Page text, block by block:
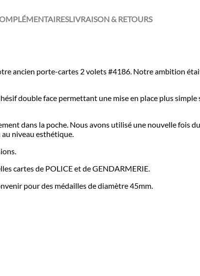
LIVRAISON & RETOURS
ancien porte-cartes 2 volets #4186. Notre ambition
double face permettant une mise en place plus
dans la poche. Nous avons utilisé une nouvelle fois
au niveau esthétique.
cartes de POLICE et de GENDARMERIE.
pour des médailles de diamètre 45mm.